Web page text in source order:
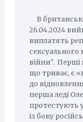
В
26.04.2024
виплатять
сексуального
війни". Перші
що триває, є
до
перша леді
протестують
із боку